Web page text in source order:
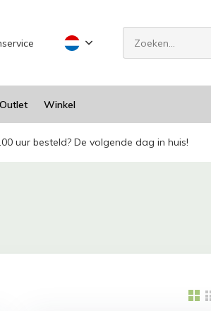
Outlet Winkel
uur besteld? De volgende dag in huis!